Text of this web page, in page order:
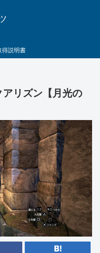
得説明書
アリズン【月光の